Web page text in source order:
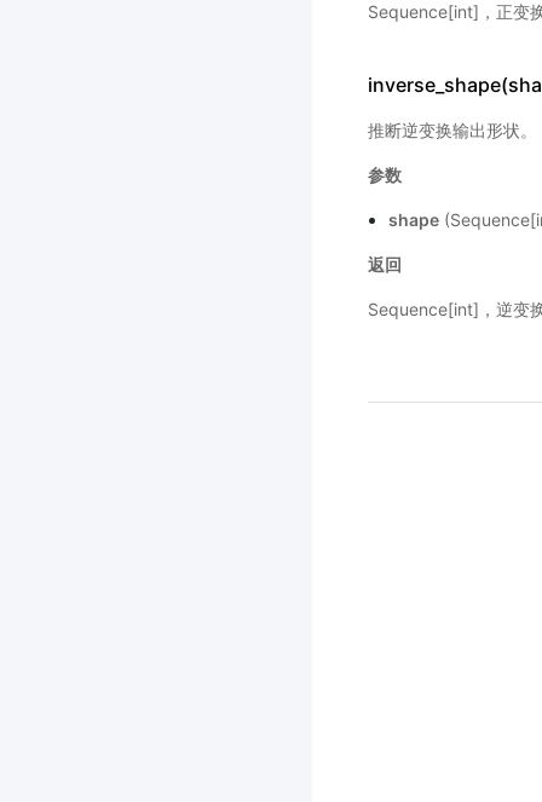
Sequence[int]，正变
推断逆变换输出形状。
参数
shape
返回
Sequence[int]，逆变